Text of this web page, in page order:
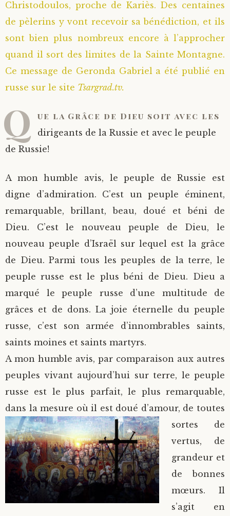
Saint Sophrony l’Athonite
Sainte Xenia
Sainte Matrone de Moscou
Staritsa Marie Makovkine
Natalia de Vyritsa
Staritsa Anastasia
Archimandrite Lazare (Abachidzé)
Geronda Arsenios le Spiléote
Gerondissa Makrina (Vassopoulou)
Père Héliodore
Christodoulos, proche de Kariès. Des centaines
de pèlerins y vont recevoir sa bénédiction, et ils
sont bien plus nombreux encore à l’approcher
quand il sort des limites de la Sainte Montagne.
Ce message de Geronda Gabriel a été publié en
russe sur le site Tsargrad.tv.
Q ue la Grâce de Dieu soit avec les
dirigeants de la Russie et avec le peuple
de Russie!
A mon humble avis, le peuple de Russie est
digne d’admiration. C’est un peuple éminent,
remarquable, brillant, beau, doué et béni de
Dieu. C’est le nouveau peuple de Dieu, le
nouveau peuple d’Israël sur lequel est la grâce
de Dieu. Parmi tous les peuples de la terre, le
peuple russe est le plus béni de Dieu. Dieu a
marqué le peuple russe d’une multitude de
grâces et de dons. La joie éternelle du peuple
russe, c’est son armée d’innombrables saints,
saints moines et saints martyrs.
A mon humble avis, par comparaison aux autres
peuples vivant aujourd’hui sur terre, le peuple
russe est le plus parfait, le plus remarquable,
dans la mesure où il est doué d’amour, de toutes
sortes de
vertus, de
grandeur et
de bonnes
mœurs. Il
s’agit en